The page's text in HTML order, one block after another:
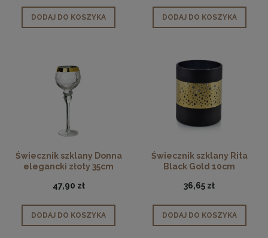
DODAJ DO KOSZYKA DODAJ DO KOSZYKA
Świecznik szklany Donna
elegancki złoty 35cm
47,90 zł
DODAJ DO KOSZYKA
Świecznik szklany Rita
Black Gold 10cm
36,65 zł
DODAJ DO KOSZYKA